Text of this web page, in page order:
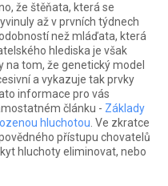
že štěňata, která se
až v prvních týdnech
než mláďata, která
hlediska je však
na tom, že genetický model
a vykazuje tak prvky
informace pro vás
článku - Základy
hluchotou . Ve zkratce
přístupu chovatelů
hluchoty eliminovat, nebo